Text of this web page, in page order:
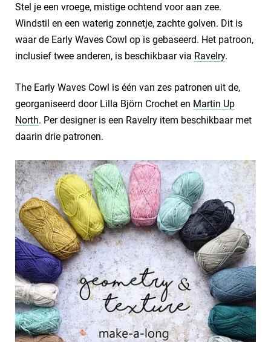
Stel je een vroege, mistige ochtend voor aan zee.
Windstil en een waterig zonnetje, zachte golven. Dit is
waar de Early Waves Cowl op is gebaseerd. Het patroon,
inclusief twee anderen, is beschikbaar via Ravelry.
The Early Waves Cowl is één van zes patronen uit de,
georganiseerd door Lilla Björn Crochet en Martin Up
North. Per designer is een Ravelry item beschikbaar met
daarin drie patronen.